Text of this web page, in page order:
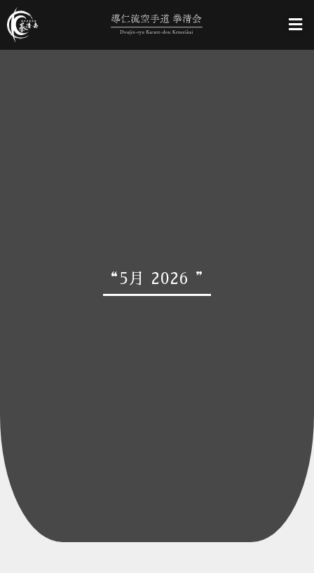
“5月 2026 ”